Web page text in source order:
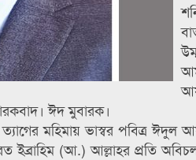
ঈদ মুবারক।
মহিমায় ভাস্বর পবিত্র ঈদুল
(আ.) আল্লাহর প্রতি